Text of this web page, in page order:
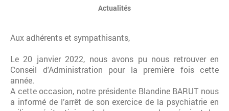
Actualités
Aux adhérents et sympathisants,
Le 20 janvier 2022, nous avons pu nous retrouver en
Conseil d'Administration pour la première fois cette
année.
A cette occasion, notre présidente Blandine BARUT nous
a informé de l’arrêt de son exercice de la psychiatrie en